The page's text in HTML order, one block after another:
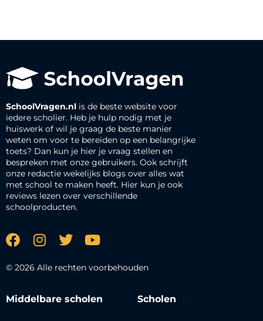
SchoolVragen.nl is de beste website voor
iedere scholier. Heb je hulp nodig met je
huiswerk of wil je graag de beste manier
weten om voor te bereiden op een belangrijke
toets? Dan kun je hier je vraag stellen en
bespreken met onze gebruikers. Ook schrijft
onze redactie wekelijks blogs over alles wat
met school te maken heeft. Hier kun je ook
reviews lezen over verschillende
schoolproducten.
© 2026 Alle rechten voorbehouden
Middelbare scholen Scholen